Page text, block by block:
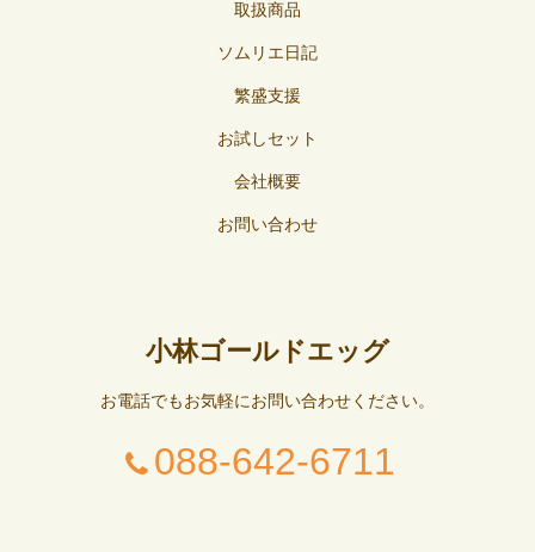
取扱商品
ソムリエ日記
繁盛支援
お試しセット
会社概要
お問い合わせ
小林ゴールドエッグ
お電話でもお気軽にお問い合わせください。
088-642-6711